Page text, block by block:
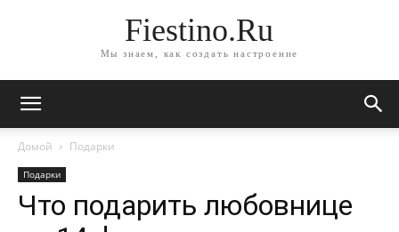
Fiestino.Ru
Мы знаем, как создать настроение
Домой Подарки
Подарки
Что подарить любовнице